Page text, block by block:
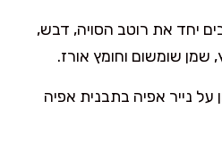
יחד את רוטב הסויה, דבש,
שמן שומשום וחומץ אורז.
על נייר אפיה בתבנית אפיה